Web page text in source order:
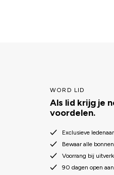
WORD LID
Als lid krijg je
voordelen.
Exclusieve
Bewaar alle
Voorrang bij
90 dagen open